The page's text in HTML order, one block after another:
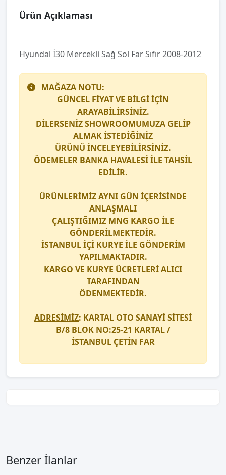
Ürün Açıklaması
Hyundai̇ İ30 Mercekli̇ Sağ Sol Far Sıfır 2008-2012
MAĞAZA NOTU:
GÜNCEL FİYAT VE BİLGİ İÇİN
ARAYABİLİRSİNİZ.
DİLERSENİZ SHOWROOMUMUZA GELİP
ALMAK İSTEDİĞİNİZ
ÜRÜNÜ İNCELEYEBİLİRSİNİZ.
ÖDEMELER BANKA HAVALESİ İLE TAHSİL
EDİLİR.
ÜRÜNLERİMİZ AYNI GÜN İÇERİSİNDE
ANLAŞMALI
ÇALIŞTIĞIMIZ MNG KARGO İLE
GÖNDERİLMEKTEDİR.
İSTANBUL İÇİ KURYE İLE GÖNDERİM
YAPILMAKTADIR.
KARGO VE KURYE ÜCRETLERİ ALICI
TARAFINDAN
ÖDENMEKTEDİR.
ADRESİMİZ: KARTAL OTO SANAYİ SİTESİ
B/8 BLOK NO:25-21 KARTAL /
İSTANBUL ÇETİN FAR
Benzer İlanlar